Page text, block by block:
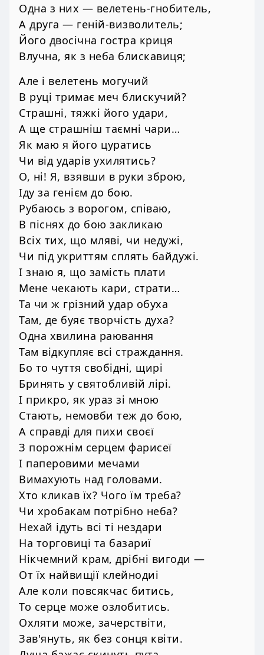
Одна з них — велетень-гнобитель,
А друга — геній-визволитель;
Його двосічна гостра криця
Влучна, як з неба блискавиця;
Але і велетень могучий
В руці тримає меч блискучий?
Страшні, тяжкі його удари,
А ще страшніш таємні чари…
Як маю я його цуратись
Чи від ударів ухилятись?
О, ні! Я, взявши в руки зброю,
Іду за генієм до бою.
Рубаюсь з ворогом, співаю,
В піснях до бою закликаю
Всіх тих, що мляві, чи недужі,
Чи під укриттям сплять байдужі.
І знаю я, що замість плати
Мене чекають кари, страти…
Та чи ж грізний удар обуха
Там, де буяє творчість духа?
Одна хвилина раювання
Там відкупляє всі страждання.
Бо то чуття свобідні, щирі
Бринять у святобливій лірі.
І прикро, як ураз зі мною
Стають, немовби теж до бою,
А справді для пихи своєї
З порожнім серцем фарисеї
І паперовими мечами
Вимахують над головами.
Хто кликав їх? Чого їм треба?
Чи хробакам потрібно неба?
Нехай ідуть всі ті нездари
На торговиці та базариї
Нікчемний крам, дрібні вигоди —
От їх найвищії клейнодиі
Але коли повсякчас битись,
То серце може озлобитись.
Охляти може, зачерствіти,
Зав'януть, як без сонця квіти.